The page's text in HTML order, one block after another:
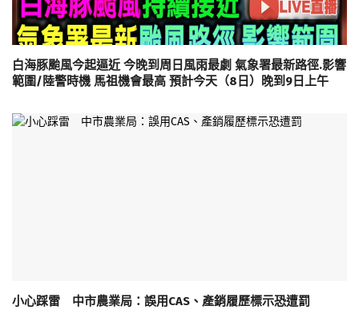
白海豚颱風今起逼近 今晚到周日風雨最劇 氣象署最新路徑.影響
範圍/陸警時機 馬祖機會最高 預計今天（8日）晚到9日上午
小心踩雷 中市農業局：誤用CAS、產銷履歷標示恐遭罰